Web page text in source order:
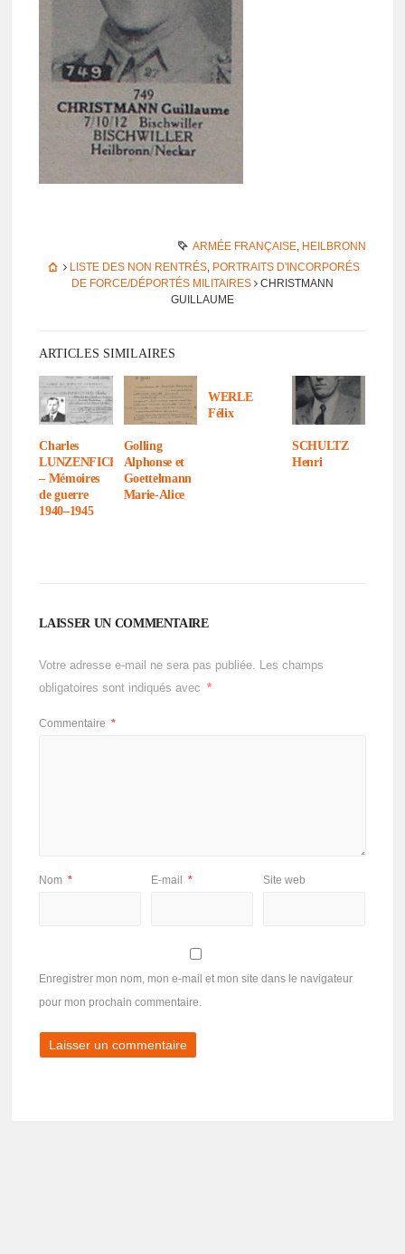
ARMÉE FRANÇAISE, HEILBRONN
LISTE DES NON RENTRÉS, PORTRAITS D'INCORPORÉS
DE FORCE/DÉPORTÉS MILITAIRES CHRISTMANN
GUILLAUME
ARTICLES SIMILAIRES
Charles
LUNZENFICHTER
– Mémoires
de guerre
1940–1945
Golling
Alphonse et
Goet­tel­mann
Marie-Alice
WERLE
Félix
SCHULTZ
Henri
LAISSER UN COMMENTAIRE
Votre adresse e-mail ne sera pas publiée. Les champs
obligatoires sont indiqués avec
*
Commentaire *
Nom * E-mail * Site web
Enregistrer mon nom, mon e-mail et mon site dans le navigateur
pour mon prochain commentaire.